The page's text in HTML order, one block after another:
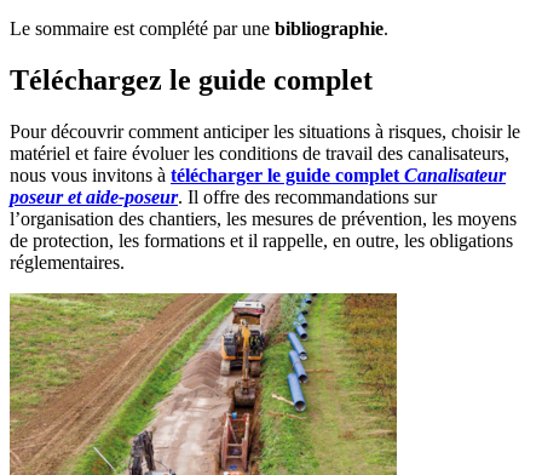
Le sommaire est complété par une bibliographie.
Téléchargez le guide complet
Pour découvrir comment anticiper les situations à risques, choisir le
matériel et faire évoluer les conditions de travail des canalisateurs,
nous vous invitons à télécharger le guide complet Canalisateur
poseur et aide-poseur. Il offre des recommandations sur
l’organisation des chantiers, les mesures de prévention, les moyens
de protection, les formations et il rappelle, en outre, les obligations
réglementaires.